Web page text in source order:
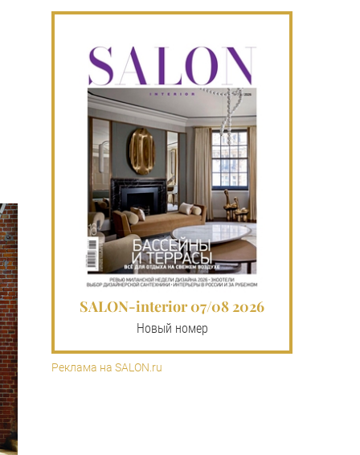
SALON-interior 07/08 2026
Новый номер
Реклама на SALON.ru